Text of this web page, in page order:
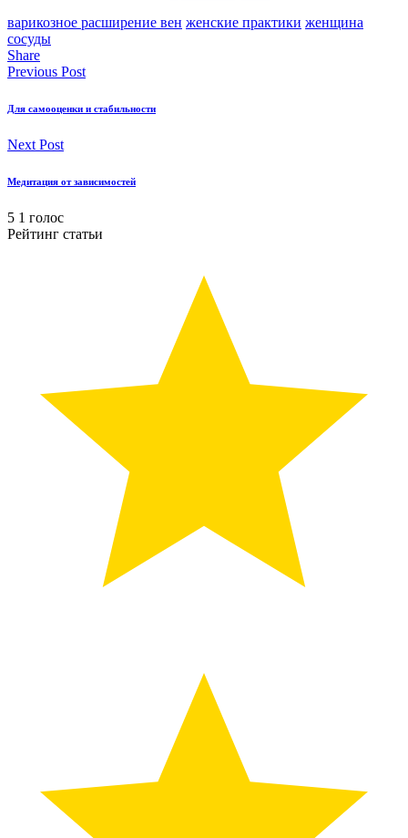
варикозное расширение вен женские практики женщина
сосуды
Share
Previous Post
Для самооценки и стабильности
Next Post
Медитация от зависимостей
5 1 голос
Рейтинг статьи